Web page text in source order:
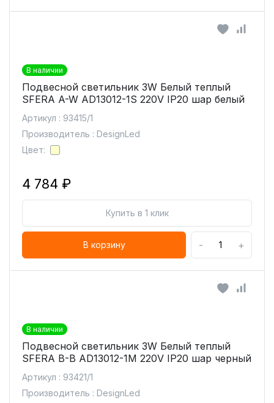
В наличии
Подвесной светильник 3W Белый теплый
SFERA A-W AD13012-1S 220V IP20 шар белый
Артикул : 93415/1
Производитель : DesignLed
Цвет:
4 784 ₽
Купить в 1 клик
В корзину - +
В наличии
Подвесной светильник 3W Белый теплый
SFERA B-B AD13012-1M 220V IP20 шар черный
Артикул : 93421/1
Производитель : DesignLed